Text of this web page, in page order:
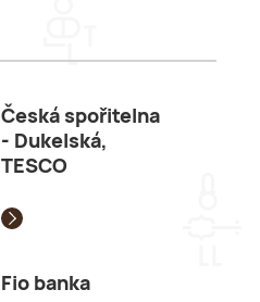
Česká spořitelna
- Dukelská,
TESCO
Fio banka